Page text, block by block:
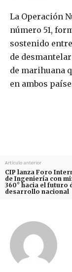
La Operación
número 51,
sostenido
de
de marihuana
en ambos
Artículo anterior
CIP lanza Foro
de Ingeniería con
360° hacia el futuro
desarrollo nacional